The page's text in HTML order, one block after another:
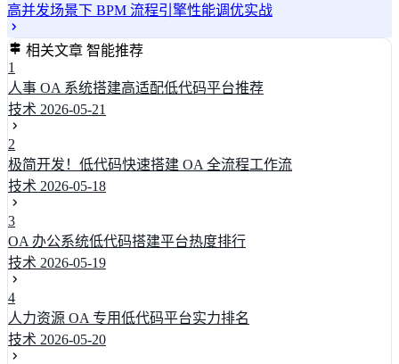
高并发场景下 BPM 流程引擎性能调优实战
相关文章 智能推荐
1
人事 OA 系统搭建高适配低代码平台推荐
技术 2026-05-21
2
极简开发！低代码快速搭建 OA 全流程工作流
技术 2026-05-18
3
OA 办公系统低代码搭建平台热度排行
技术 2026-05-19
4
人力资源 OA 专用低代码平台实力排名
技术 2026-05-20